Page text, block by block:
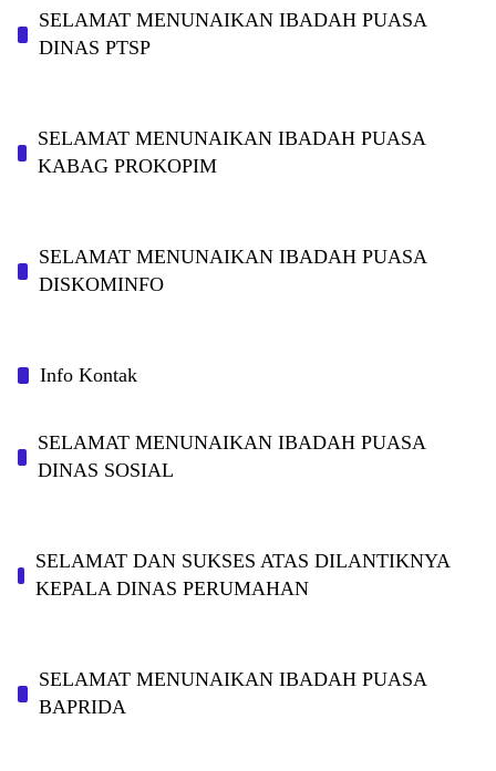
SELAMAT MENUNAIKAN IBADAH PUASA
DINAS PTSP
SELAMAT MENUNAIKAN IBADAH PUASA
KABAG PROKOPIM
SELAMAT MENUNAIKAN IBADAH PUASA
DISKOMINFO
Info Kontak
SELAMAT MENUNAIKAN IBADAH PUASA
DINAS SOSIAL
SELAMAT DAN SUKSES ATAS DILANTIKNYA
KEPALA DINAS PERUMAHAN
SELAMAT MENUNAIKAN IBADAH PUASA
BAPRIDA